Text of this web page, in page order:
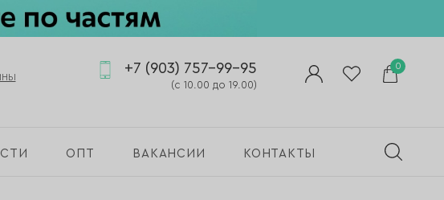
+7 (903) 757-99-95
(с 10.00 до 19.00)
0
ОПТ ВАКАНСИИ КОНТАКТЫ